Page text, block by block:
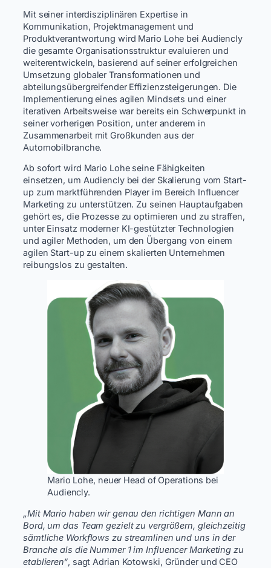
Mit seiner interdisziplinären Expertise in
Kommunikation, Projektmanagement und
Produktverantwortung wird Mario Lohe bei Audiencly
die gesamte Organisationsstruktur evaluieren und
weiterentwickeln, basierend auf seiner erfolgreichen
Umsetzung globaler Transformationen und
abteilungsübergreifender Effizienzsteigerungen. Die
Implementierung eines agilen Mindsets und einer
iterativen Arbeitsweise war bereits ein Schwerpunkt in
seiner vorherigen Position, unter anderem in
Zusammenarbeit mit Großkunden aus der
Automobilbranche.
Ab sofort wird Mario Lohe seine Fähigkeiten
einsetzen, um Audiencly bei der Skalierung vom Start-
up zum marktführenden Player im Bereich Influencer
Marketing zu unterstützen. Zu seinen Hauptaufgaben
gehört es, die Prozesse zu optimieren und zu straffen,
unter Einsatz moderner KI-gestützter Technologien
und agiler Methoden, um den Übergang von einem
agilen Start-up zu einem skalierten Unternehmen
reibungslos zu gestalten.
Mario Lohe, neuer Head of Operations bei
Audiencly.
„Mit Mario haben wir genau den richtigen Mann an
Bord, um das Team gezielt zu vergrößern, gleichzeitig
sämtliche Workflows zu streamlinen und uns in der
Branche als die Nummer 1 im Influencer Marketing zu
etablieren“, sagt Adrian Kotowski, Gründer und CEO